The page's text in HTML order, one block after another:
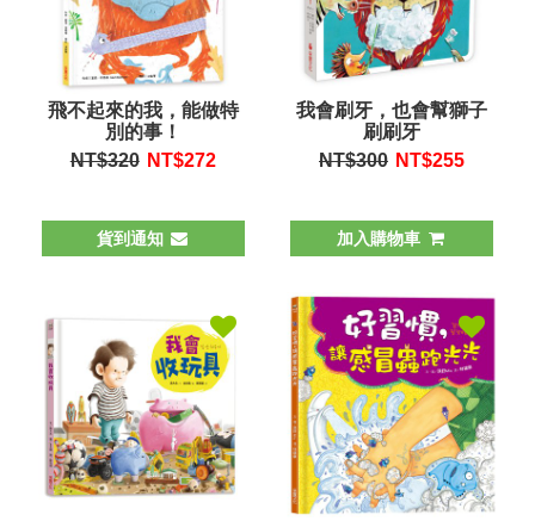
飛不起來的我，能做特
別的事！
NT$320 NT$272
貨到通知
我會刷牙，也會幫獅子
刷刷牙
NT$300 NT$255
加入購物車